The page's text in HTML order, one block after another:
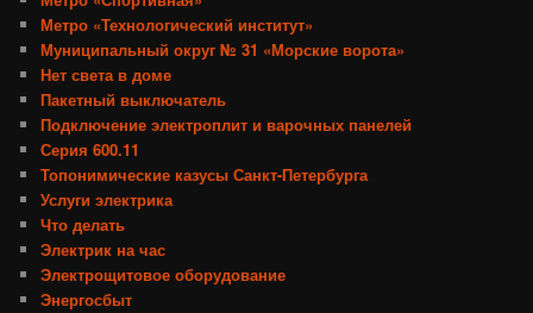
Метро «Технологический институт»
Муниципальный округ № 31 «Морские ворота»
Нет света в доме
Пакетный выключатель
Подключение электроплит и варочных панелей
Серия 600.11
Топонимические казусы Санкт-Петербурга
Услуги электрика
Что делать
Электрик на час
Электрощитовое оборудование
Энергосбыт